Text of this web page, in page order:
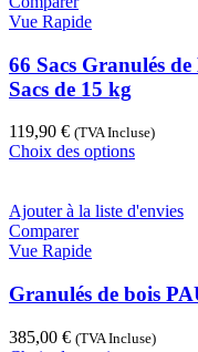
options
peuvent
sur
la
produit
Vue Rapide
66 Sacs Granulés
Sacs de 15 kg
119,90 € (TVA Incluse)
Choix des optionsCe
plusieurs
peuvent
être
choisies
Ajouter à la liste d'envies
Comparer
Vue Rapide
Granulés de bois
385,00 € (TVA Incluse)